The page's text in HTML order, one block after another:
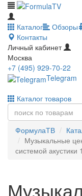
Каталог Обзоры
Контакты
Личный кабинет
Москва
+7 (495) 929-70-22
Telegram
Каталог товаров
ФормулаТВ
Музыкальные
системой акустики